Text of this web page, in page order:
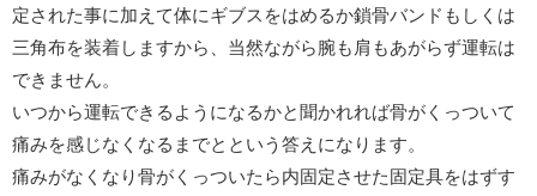
定された事に加えて体にギブスをはめるか鎖骨バンドもしくは
三角布を装着しますから、当然ながら腕も肩もあがらず運転は
できません。
いつから運転できるようになるかと聞かれれば骨がくっついて
痛みを感じなくなるまでとという答えになります。
痛みがなくなり骨がくっついたら内固定させた固定具をはずす